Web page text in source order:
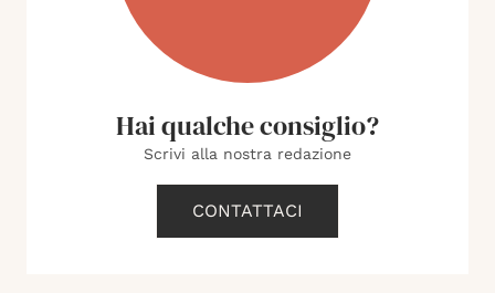
Hai qualche consiglio?
Scrivi alla nostra redazione
CONTATTACI